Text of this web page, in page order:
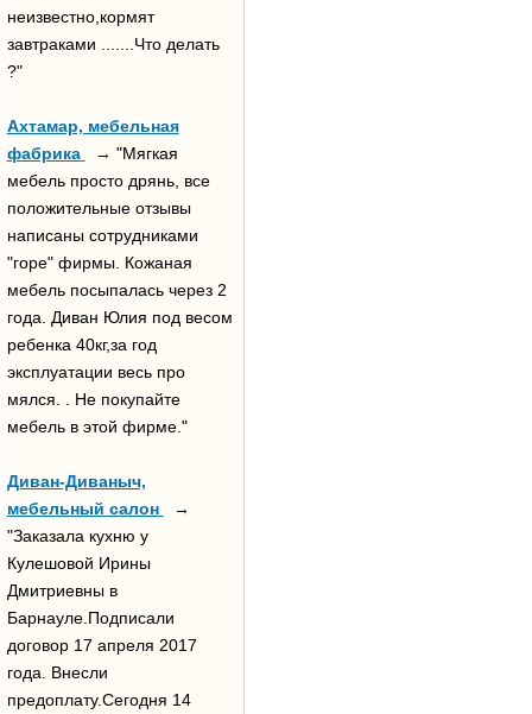
неизвестно,кормят
завтраками .......Что делать
?"
Ахтамар, мебельная
фабрика
→ "Мягкая
мебель просто дрянь, все
положительные отзывы
написаны сотрудниками
"горе" фирмы. Кожаная
мебель посыпалась через 2
года. Диван Юлия под весом
ребенка 40кг,за год
эксплуатации весь про
мялся. . Не покупайте
мебель в этой фирме."
Диван-Диваныч,
мебельный салон
→
"Заказала кухню у
Кулешовой Ирины
Дмитриевны в
Барнауле.Подписали
договор 17 апреля 2017
года. Внесли
предоплату.Сегодня 14